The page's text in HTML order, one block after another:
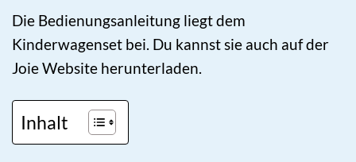
Die Bedienungsanleitung liegt dem
Kinderwagenset bei. Du kannst sie auch auf der
Joie Website herunterladen.
Inhalt